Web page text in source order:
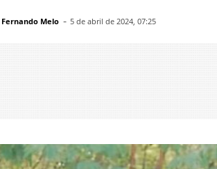
Fernando Melo - 5 de abril de 2024, 07:25